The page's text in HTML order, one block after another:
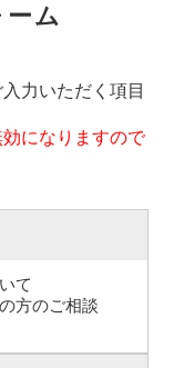
ム
力いただく項目
になりますので
て
方のご相談